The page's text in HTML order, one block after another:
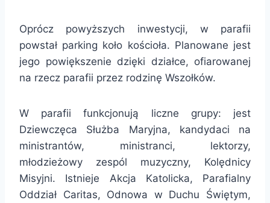
Oprócz powyższych inwestycji, w parafii
powstał parking koło kościoła. Planowane jest
jego powiększenie dzięki działce, ofiarowanej
na rzecz parafii przez rodzinę Wszołków.
W parafii funkcjonują liczne grupy: jest
Dziewczęca Służba Maryjna, kandydaci na
ministrantów, ministranci, lektorzy,
młodzieżowy zespól muzyczny, Kolędnicy
Misyjni. Istnieje Akcja Katolicka, Parafialny
Oddział Caritas, Odnowa w Duchu Świętym,